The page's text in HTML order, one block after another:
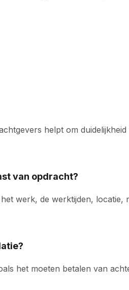
helpt om
van opdracht?
werk, de werktijden, locatie,
het moeten betalen van